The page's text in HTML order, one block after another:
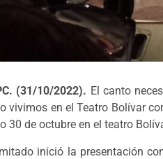
(31/10/2022). El canto
vivimos en el Teatro Bolívar
30 de octubre en el teatro
inició la presentación